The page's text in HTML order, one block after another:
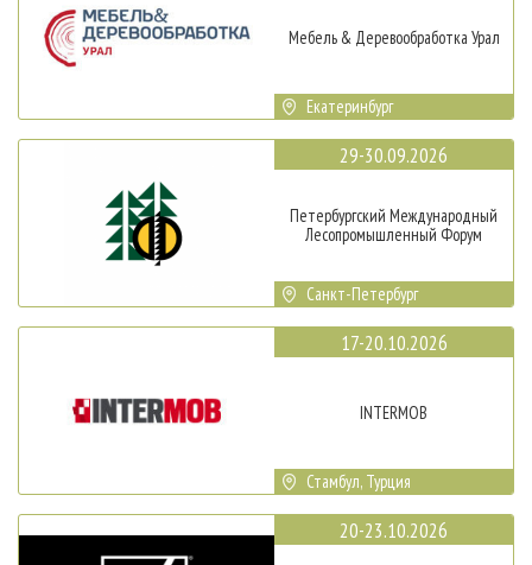
Мебель & Деревообработка Урал
Екатеринбург
29-30.09.2026
Петербургский Международный
Лесопромышленный Форум
Санкт-Петербург
17-20.10.2026
INTERMOB
Стамбул, Турция
20-23.10.2026